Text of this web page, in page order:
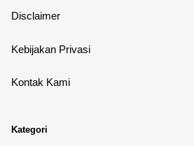
Disclaimer
Kebijakan Privasi
Kontak Kami
Kategori